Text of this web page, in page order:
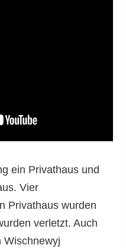
ein Privathaus und
Vier
Privathaus wurden
verletzt. Auch